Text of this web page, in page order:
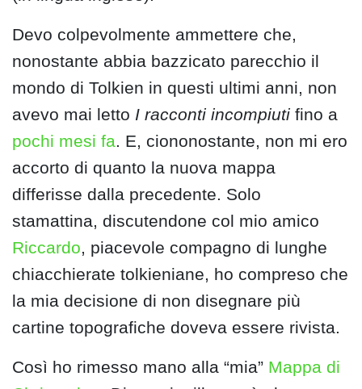
Devo colpevolmente ammettere che,
nonostante abbia bazzicato parecchio il
mondo di Tolkien in questi ultimi anni, non
avevo mai letto I racconti incompiuti fino a
pochi mesi fa. E, ciononostante, non mi ero
accorto di quanto la nuova mappa
differisse dalla precedente. Solo
stamattina, discutendone col mio amico
Riccardo, piacevole compagno di lunghe
chiacchierate tolkieniane, ho compreso che
la mia decisione di non disegnare più
cartine topografiche doveva essere rivista.
Così ho rimesso mano alla “mia” Mappa di